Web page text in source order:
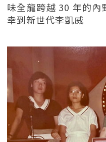
味全龍跨越 30 年的內
幸到新世代李凱威